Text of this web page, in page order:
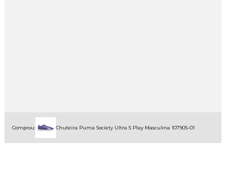
Comprou: Chuteira Puma Society Ultra 5 Play Masculina 107905-01